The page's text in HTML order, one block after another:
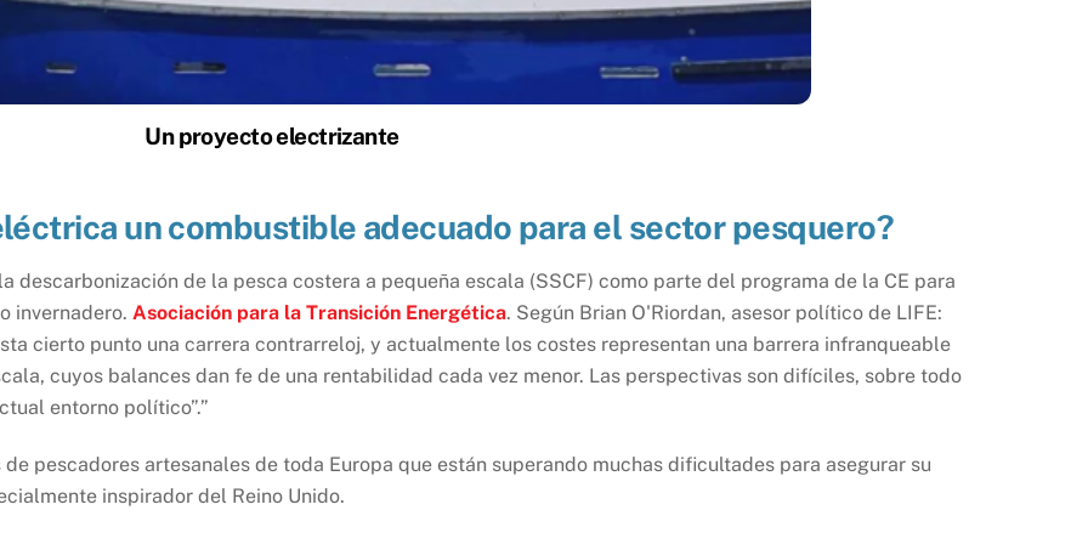
Un proyecto electrizante
un combustible adecuado para el sector pesquero?
descarbonización de la pesca costera a pequeña escala (SSCF) como parte del programa de la CE para
invernadero. Asociación para la Transición Energética. Según Brian O'Riordan, asesor político de LIFE:
cierto punto una carrera contrarreloj, y actualmente los costes representan una barrera infranqueable
cuyos balances dan fe de una rentabilidad cada vez menor. Las perspectivas son difíciles, sobre todo
entorno político”.”
pescadores artesanales de toda Europa que están superando muchas dificultades para asegurar su
inspirador del Reino Unido.